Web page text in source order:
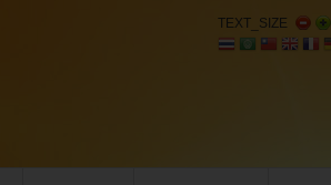
TEXT_SIZE